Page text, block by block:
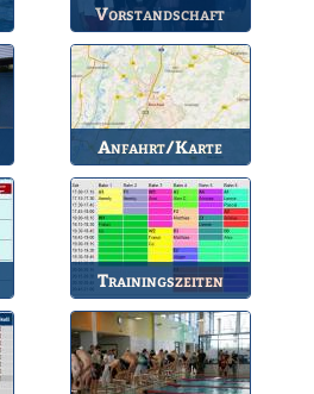
Vorstandschaft
Unsere amtierende
Vorstandschaft.
Anfahrt/Karte
So können Sie uns
erreichen.
Trainingszeiten
Bahnbelegungen der
Gruppen.